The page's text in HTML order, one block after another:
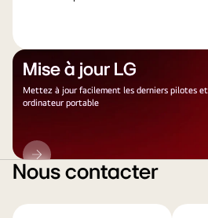
Mise à jour LG
Mettez à jour facilement les derniers pilotes
ordinateur portable
Mise
à
LG
Nous contacter